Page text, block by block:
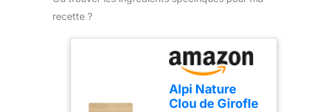
recette ?
Alpi Nature
Clou de Girofle